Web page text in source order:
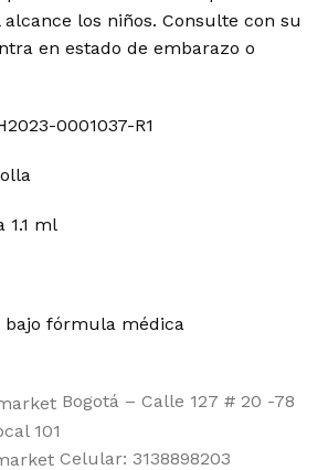
los niños. Consulte con su
en estado de embarazo o
0001037-R1
1.1 ml
bajo fórmula médica
Bogotá – Calle 127 # 20 -78
101
Celular: 3138898203